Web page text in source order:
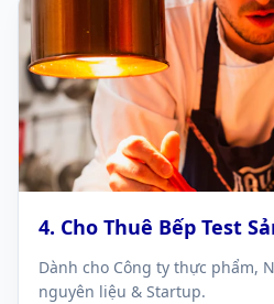
4. Cho Thuê Bếp Test
Dành cho Công ty thực phẩm,
nguyên liệu & Startup.